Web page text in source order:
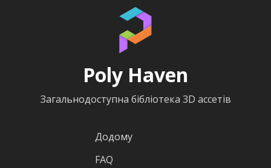
Poly Haven
Загальнодоступна бібліотека 3D ассетів
Додому
FAQ